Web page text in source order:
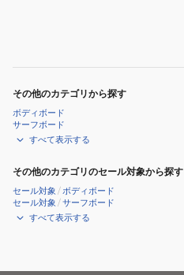
その他のカテゴリから探す
ボディボード
サーフボード
すべて表示する
その他のカテゴリのセール対象から探す
セール対象 /ボディボード
セール対象 /サーフボード
すべて表示する